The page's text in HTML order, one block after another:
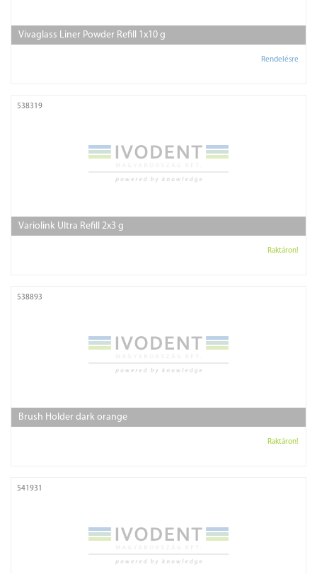
Vivaglass Liner Powder Refill 1x10 g
Rendelésre
538319
Variolink Ultra Refill 2x3 g
Raktáron!
538893
Brush Holder dark orange
Raktáron!
541931